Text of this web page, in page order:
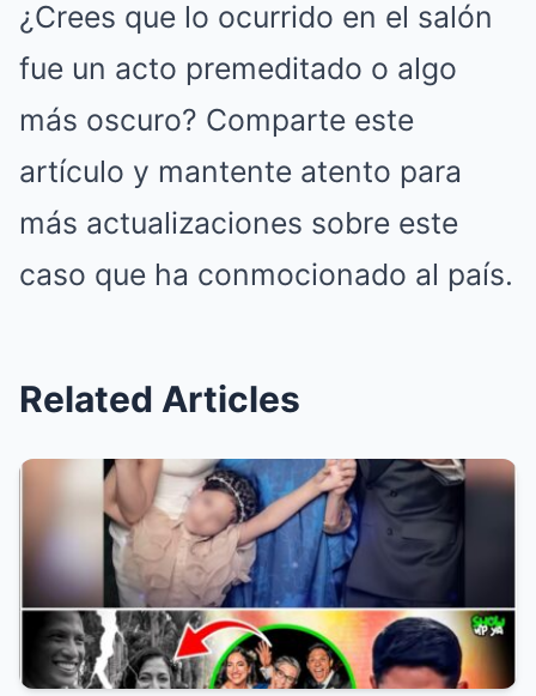
¿Crees que lo ocurrido en el salón
fue un acto premeditado o algo
más oscuro? Comparte este
artículo y mantente atento para
más actualizaciones sobre este
caso que ha conmocionado al país.
Related Articles